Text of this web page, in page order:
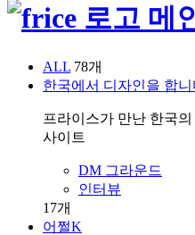
ALL 78개
한국에서 디자인을 합니
프라이스가 만난 한국
사이트
DM 그라운드
인터뷰
17개
어쩔K